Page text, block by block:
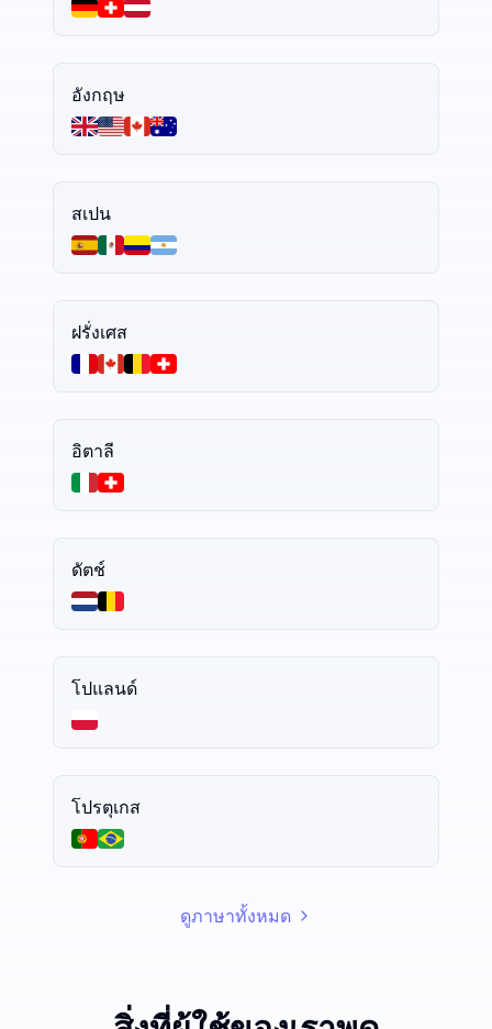
อังกฤษ
สเปน
ฝรั่งเศส
อิตาลี
ดัตช์
โปแลนด์
โปรตุเกส
ดูภาษาทั้งหมด